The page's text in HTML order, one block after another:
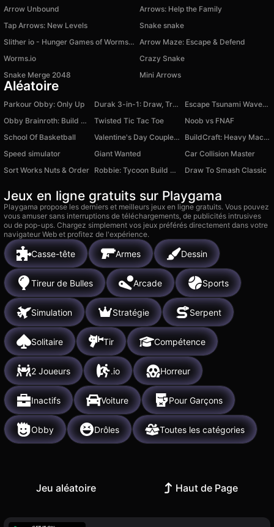
Arrow Unbound
Arrows: Help the Family
Tap Arrows: New Levels
Snake snake
Slither io - Hunger Games of Worms Online! Arrow Maze: Escape & Defend
Worms.io
Crazy Snake
Snake Merge 2048
Mini Arrows
Aléatoire
Parkour Obby: Only Up Durak 3-in-1: Draw, Transfer & Classic
Escape Tsunami Waves +1 Speed
Obby Brainroth: Build a city!
Twisted Tic Tac Toe
Noob vs FNAF
School Of Basketball
Valentine's Day Couple Date
BuildCraft: Heavy Machinery
Speed simulator
Giant Wanted
Car Collision Master
Sort Works Nuts & Order
Robbie: Tycoon Build a City Draw To Smash Classic
Jeux en ligne gratuits sur Playgama
Playgama propose les derniers et meilleurs jeux en ligne gratuits. Vous pouvez
vous amuser sans interruptions de téléchargements, de publicités intrusives
ou de pop-ups. Chargez simplement vos jeux préférés directement dans votre
navigateur Web et profitez de l'expérience.
Casse-tête Armes Dessin
Tireur de Bulles Arcade Sports
Simulation Stratégie Serpent
Solitaire Tir Compétence
2 Joueurs .io Horreur
Inactifs Voiture Pour Garçons
Obby Drôles Toutes les catégories
Jeu aléatoire Haut de Page